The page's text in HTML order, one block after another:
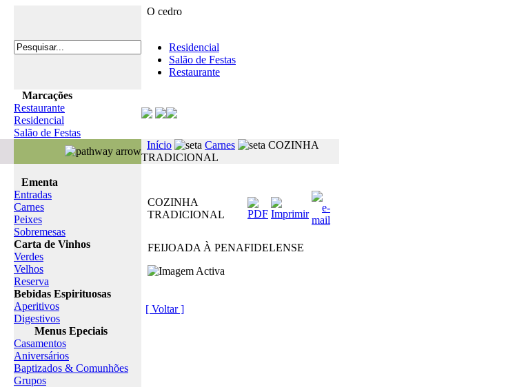
O cedro
Residencial
Salão de Festas
Restaurante
Marcações
Restaurante
Residencial
Salão de Festas
Início
Carnes
COZINHA
TRADICIONAL
Ementa
Entradas
Carnes
Peixes
Sobremesas
Carta de Vinhos
Verdes
Velhos
Reserva
Bebidas Espirituosas
Aperitivos
Digestivos
Menus Epeciais
Casamentos
Aniversários
Baptizados & Comunhões
Grupos
COZINHA
TRADICIONAL
FEIJOADA À PENAFIDELENSE
[ Voltar ]